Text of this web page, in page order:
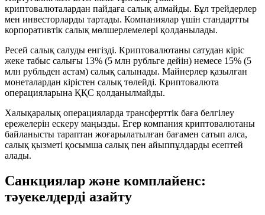
криптовалюталардан пайдаға салық алмайды. Бұл трейдерлер
мен инвесторларды тартады. Компаниялар үшін стандартты
корпоративтік салық мөлшерлемелері қолданылады.
Ресей салық салуды енгізді. Криптовалютаны сатудан кіріс
жеке табыс салығы 13% (5 млн рубльге дейін) немесе 15% (5
млн рубльден астам) салық салынады. Майнерлер қазылған
монеталардан кірістен салық төлейді. Криптовалюта
операцияларына ҚҚС қолданылмайды.
Халықаралық операцияларда трансферттік баға белгілеу
ережелерін ескеру маңызды. Егер компания криптовалютаны
байланысты тараптан жоғарылатылған бағамен сатып алса,
салық қызметі қосымша салық пен айыппұлдарды есептей
алады.
Санкциялар және комплайенс:
тәуекелдерді азайту